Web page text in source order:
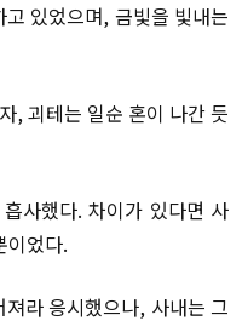
있었으며, 금빛을 빛내는
, 괴테는 일순 혼이 나간 듯
사했다. 차이가 있다면 사
이었다.
라 응시했으나, 사내는 그